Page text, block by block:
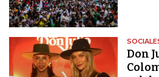
Don